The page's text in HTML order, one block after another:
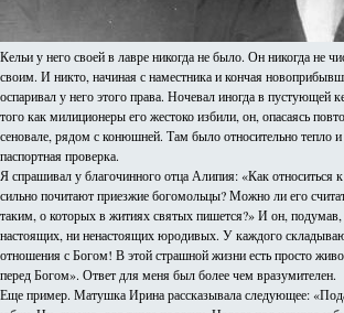
Кельи у него своей в лавре никогда не было. Он никогда не
своим. И никто, начиная с наместника и кончая
оспаривал у него этого права. Ночевал иногда в пустующей
того как милиционеры его жестоко избили, он, опасаясь
сеновале, рядом с конюшней. Там было относительно тепло и
паспортная проверка.
Я спрашивал у благочинного отца Алипия: «Как относиться
сильно почитают приезжие богомольцы? Можно ли его
таким, о которых в житиях святых пишется?» И он,
настоящих, ни ненастоящих юродивых. У каждого
отношения с Богом! В этой страшной жизни есть просто
перед Богом». Ответ для меня был более чем вразумителен.
Еще пример. Матушка Ирина рассказывала следующее: